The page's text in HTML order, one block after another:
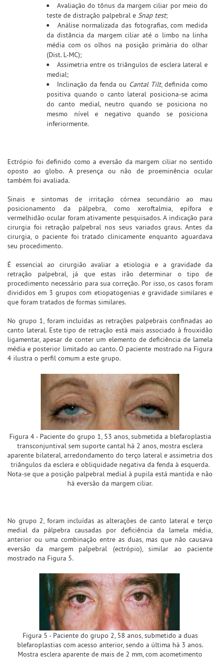
Avaliação do tônus da margem ciliar por meio do
teste de distração palpebral e Snap test;
Análise normalizada das fotografias, com medida
da distância da margem ciliar até o limbo na linha
média com os olhos na posição primária do olhar
(Dist. L-MC);
Assimetria entre os triângulos de esclera lateral e
medial;
Inclinação da fenda ou Cantal Tilt, definida como
positiva quando o canto lateral posiciona-se acima
do canto medial, neutro quando se posiciona no
mesmo nível e negativo quando se posiciona
inferiormente.
Ectrópio foi definido como a eversão da margem ciliar no sentido
oposto ao globo. A presença ou não de proeminência ocular
também foi avaliada.
Sinais e sintomas de irritação córnea secundário ao mau
posicionamento da pálpebra, como xeroftalmia, epífora e
vermelhidão ocular foram ativamente pesquisados. A indicação para
cirurgia foi retração palpebral nos seus variados graus. Antes da
cirurgia, o paciente foi tratado clinicamente enquanto aguardava
seu procedimento.
É essencial ao cirurgião avaliar a etiologia e a gravidade da
retração palpebral, já que estas irão determinar o tipo de
procedimento necessário para sua correção. Por isso, os casos foram
divididos em 3 grupos com etiopatogenias e gravidade similares e
que foram tratados de formas similares.
No grupo 1, foram incluídas as retrações palpebrais confinadas ao
canto lateral. Este tipo de retração está mais associado à frouxidão
ligamentar, apesar de conter um elemento de deficiência de lamela
média e posterior limitado ao canto. O paciente mostrado na Figura
4 ilustra o perfil comum a este grupo.
Figura 4 - Paciente do grupo 1, 53 anos, submetida a blefaroplastia
transconjuntival sem suporte cantal há 2 anos, mostra esclera
aparente bilateral, arredondamento do terço lateral e assimetria dos
triângulos da esclera e obliquidade negativa da fenda à esquerda.
Nota-se que a posição palpebral medial à pupila está mantida e não
há eversão da margem ciliar.
No grupo 2, foram incluídas as alterações de canto lateral e terço
medial da pálpebra causadas por deficiência da lamela média,
anterior ou uma combinação entre as duas, mas que não causava
eversão da margem palpebral (ectrópio), similar ao paciente
mostrado na Figura 5.
Figura 5 - Paciente do grupo 2, 58 anos, submetido a duas
blefaroplastias com acesso anterior, sendo a última há 3 anos.
Mostra esclera aparente de mais de 2 mm, com acometimento